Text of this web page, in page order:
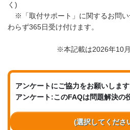
く)
※「取付サポート」に関するお問い
わらず365日受け付けます。
※本記載は2026年10
アンケートにご協力をお願いします
アンケート:このFAQは問題解決の
(選択してくださ